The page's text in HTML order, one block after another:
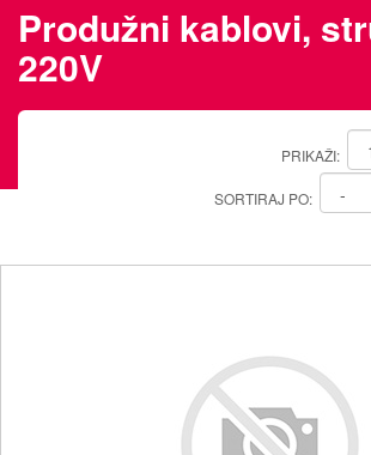
Produžni kablovi,
220V
PRIKAŽI:
SORTIRAJ PO: